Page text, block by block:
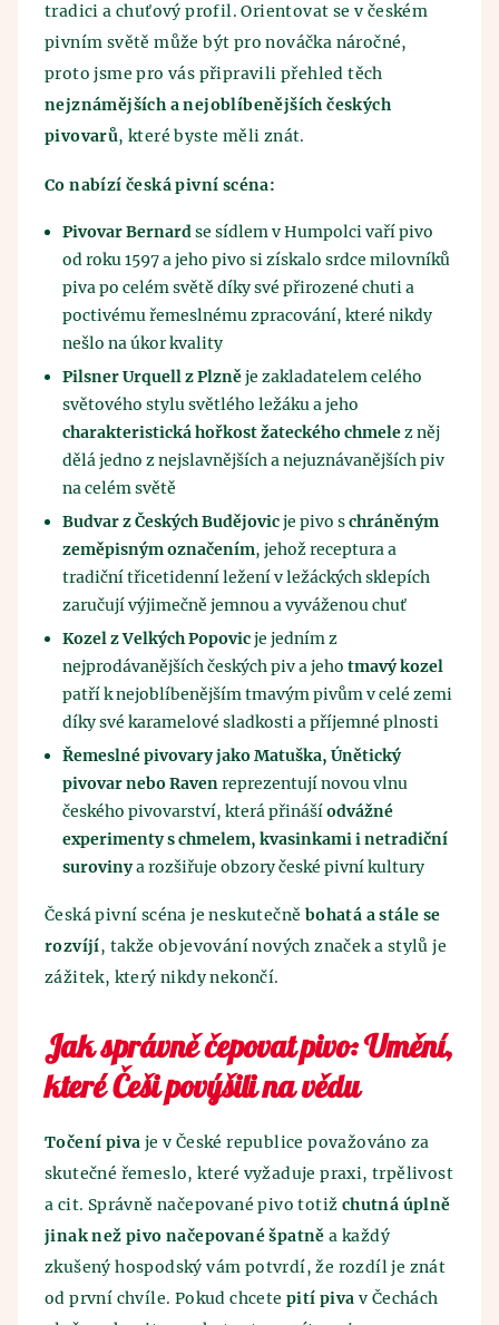
tradici a chuťový profil. Orientovat se v českém
pivním světě může být pro nováčka náročné,
proto jsme pro vás připravili přehled těch
nejznámějších a nejoblíbenějších českých
pivovarů, které byste měli znát.
Co nabízí česká pivní scéna:
Pivovar Bernardse sídlem v Humpolci vaří pivo
od roku 1597 a jeho pivo si získalo srdce milovníků
piva po celém světě díky své přirozené chuti a
poctivému řemeslnému zpracování, které nikdy
nešlo na úkor kvality
Pilsner Urquell z Plzněje zakladatelem celého
světového stylu světlého ležáku a jeho
charakteristická hořkost žateckého chmelez něj
dělá jedno z nejslavnějších a nejuznávanějších piv
na celém světě
Budvar z Českých Budějovicje pivo schráněným
zeměpisným označením, jehož receptura a
tradiční třicetidenní ležení v ležáckých sklepích
zaručují výjimečně jemnou a vyváženou chuť
Kozel z Velkých Popovicje jedním z
nejprodávanějších českých piv a jeho tmavý kozel
patří k nejoblíbenějším tmavým pivům v celé zemi
díky své karamelové sladkosti a příjemné plnosti
Řemeslné pivovary jako Matuška, Únětický
pivovar nebo Ravenreprezentují novou vlnu
českého pivovarství, která přinášíodvážné
experimenty s chmelem, kvasinkami i netradiční
surovinya rozšiřuje obzory české pivní kultury
Česká pivní scéna je neskutečně bohatá a stále se
rozvíjí, takže objevování nových značek a stylů je
zážitek, který nikdy nekončí.
Jak správně čepovat pivo: Umění,
které Češi povýšili na vědu
Točení piva je v České republice považováno za
skutečné řemeslo, které vyžaduje praxi, trpělivost
a cit. Správně načepované pivo totiž chutná úplně
jinak než pivo načepované špatně a každý
zkušený hospodský vám potvrdí, že rozdíl je znát
od první chvíle. Pokud chcete pití piva v Čechách